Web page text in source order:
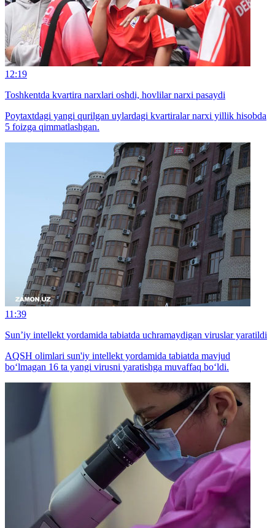
12:19
Toshkentda kvartira narxlari oshdi, hovlilar narxi pasaydi
Poytaxtdagi yangi qurilgan uylardagi kvartiralar narxi yillik hisobda
5 foizga qimmatlashgan.
11:39
Sun’iy intellekt yordamida tabiatda uchramaydigan viruslar yaratildi
AQSH olimlari sun'iy intellekt yordamida tabiatda mavjud
bo‘lmagan 16 ta yangi virusni yaratishga muvaffaq bo‘ldi.